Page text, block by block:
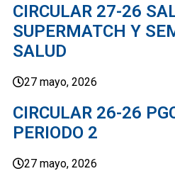
CIRCULAR 27-26
SUPERMATCH Y
SALUD
27 mayo, 2026
CIRCULAR 26-26
PERIODO 2
27 mayo, 2026